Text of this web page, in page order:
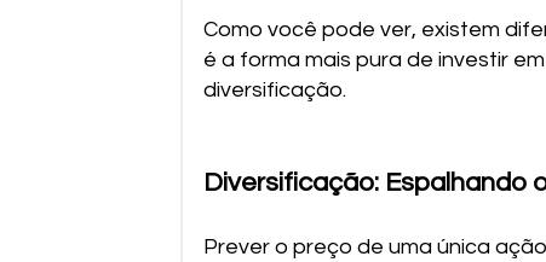
Como você pode ver, existem
é a forma mais pura de investir
diversificação.
Diversificação: Espalhando
Prever o preço de uma única